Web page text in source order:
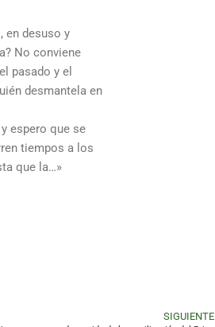
en desuso y
No conviene
pasado y el
desmantela en
espero que se
tiempos a los
que la…»
SIGUIENTE